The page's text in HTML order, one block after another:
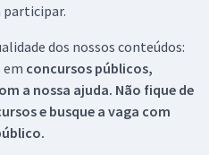
participar.
dos nossos conteúdos:
em concursos públicos,
a nossa ajuda. Não fique de
e busque a vaga com